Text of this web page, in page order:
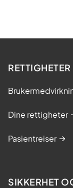
RETTIGHETER
Dine rettigheter
Pasientreiser
SIKKERHET